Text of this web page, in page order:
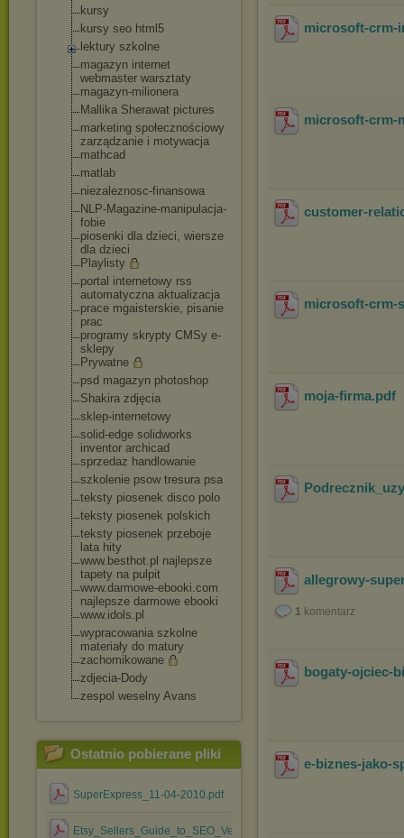
kursy
kursy seo html5
lektury szkolne
magazyn internet
webmaster warsztaty
magazyn-milionera
Mallika Sherawat pictures
marketing społecznościowy
zarządzanie i motywacja
mathcad
matlab
niezaleznosc-finansowa
NLP-Magazine-manipulacja-
fobie
piosenki dla dzieci, wiersze
dla dzieci
Playlisty
portal internetowy rss
automatyczna aktualizacja
prace mgaisterskie, pisanie
prac
programy skrypty CMSy e-
sklepy
Prywatne
psd magazyn photoshop
Shakira zdjęcia
sklep-internetowy
solid-edge solidworks
inventor archicad
sprzedaz handlowanie
szkolenie psow tresura psa
teksty piosenek disco polo
teksty piosenek polskich
teksty piosenek przeboje
lata hity
www.besthot.pl najlepsze
tapety na pulpit
www.darmowe-ebooki.com
najlepsze darmowe ebooki
www.idols.pl
wypracowania szkolne
materiały do matury
zachomikowane
zdjecia-Dody
zespol weselny Avans
Ostatnio pobierane pliki
SuperExpress_11-04-2010.pdf
Etsy_Sellers_Guide_to_SEO_Version_1.0_.pdf
microsoft-crm-
microsoft-crm-
customer-
microsoft-crm-
moja-firma.pdf
allegrowy-
1 komentarz
bogaty-ojciec-
e-biznes-jako-